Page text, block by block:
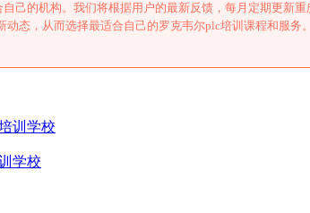
己的机构。我们将根据用户的最新反馈，每月定期更新
态，从而选择最适合自己的罗克韦尔plc培训课程和服务。
学校